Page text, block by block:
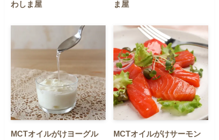
わしま屋
ま屋
MCTオイルがけヨーグル
MCTオイルがけサーモン